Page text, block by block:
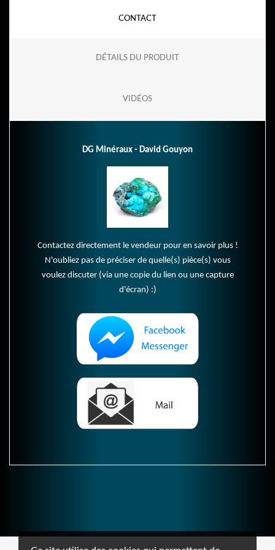
CONTACT
DÉTAILS DU PRODUIT
VIDÉOS
DG Minéraux - David Gouyon
Contactez directement le vendeur pour en savoir plus !
N'oubliez pas de préciser de quelle(s) pièce(s) vous
voulez discuter (via une copie du lien ou une capture
d'écran) :)